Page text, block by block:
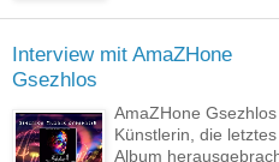
Interview mit AmaZHone
Gsezhlos
AmaZHone
Künstlerin, die
Album